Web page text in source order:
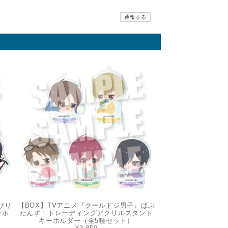
通報する
り
ホ
【BOX】TVアニメ『クールドジ男子』ばぶ
たんず！トレーディングアクリルスタンド
キーホルダー（全5種セット）